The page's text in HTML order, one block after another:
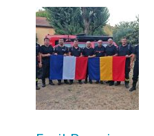
incendii de